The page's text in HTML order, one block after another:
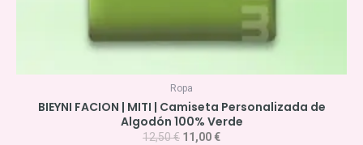
Ropa
BIEYNI FACION | MITI | Camiseta Personalizada de
Algodón 100% Verde
12,50€ 11,00 €